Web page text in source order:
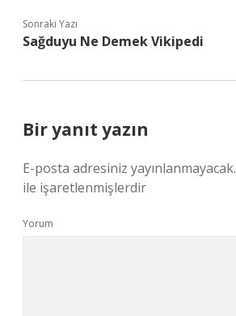
Sonraki Yazı
Sağduyu Ne Demek Vikipedi
Bir yanıt yazın
E-posta adresiniz yayınlanmayacak.
ile işaretlenmişlerdir
Yorum